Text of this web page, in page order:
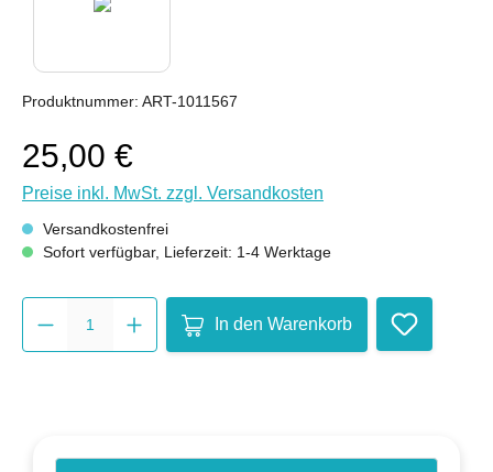
Produktnummer: ART-1011567
25,00 €
Preise inkl. MwSt. zzgl. Versandkosten
Versandkostenfrei
Sofort verfügbar, Lieferzeit: 1-4 Werktage
Produkt Anzahl: Gib den
In den Warenkorb